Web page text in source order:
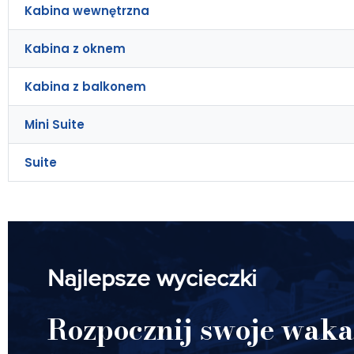
Kabina wewnętrzna
Kabina z oknem
Kabina z balkonem
Mini Suite
Suite
Najlepsze wycieczki
Rozpocznij swoje